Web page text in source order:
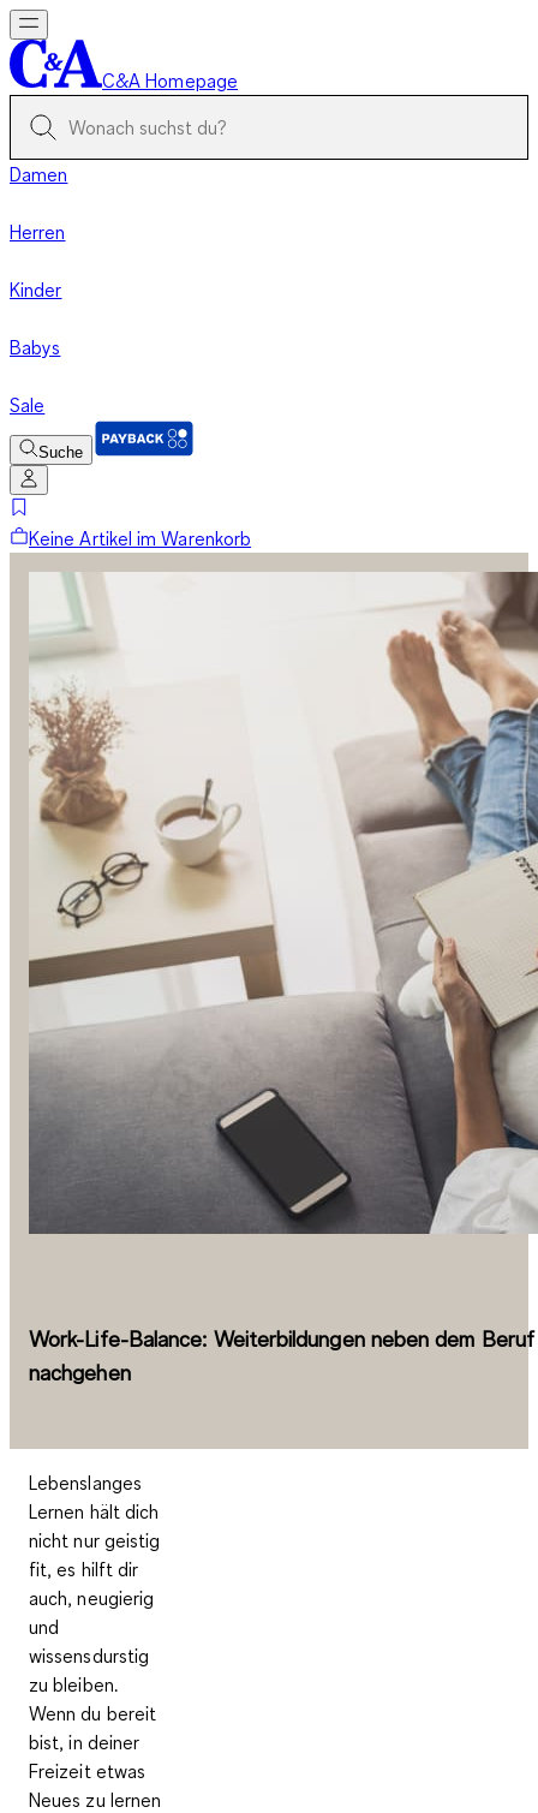
C&A Homepage
Damen
Herren
Kinder
Babys
Sale
Suche
Keine Artikel im Warenkorb
Work-Life-Balance: Weiterbildungen neben dem Beruf
nachgehen
Lebenslanges
Lernen hält dich
nicht nur geistig
fit, es hilft dir
auch, neugierig
und
wissensdurstig
zu bleiben.
Wenn du bereit
bist, in deiner
Freizeit etwas
Neues zu lernen